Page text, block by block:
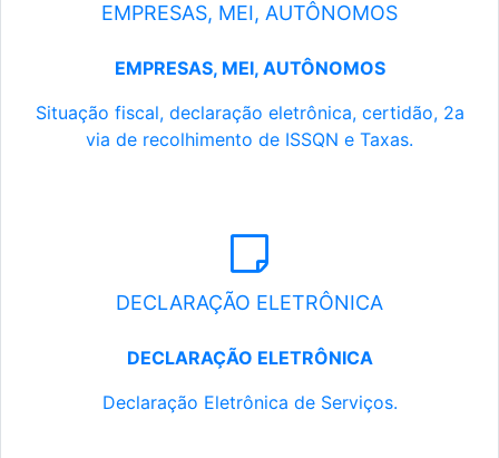
EMPRESAS, MEI, AUTÔNOMOS
EMPRESAS, MEI, AUTÔNOMOS
Situação fiscal, declaração eletrônica, certidão, 2a
via de recolhimento de ISSQN e Taxas.
DECLARAÇÃO ELETRÔNICA
DECLARAÇÃO ELETRÔNICA
Declaração Eletrônica de Serviços.